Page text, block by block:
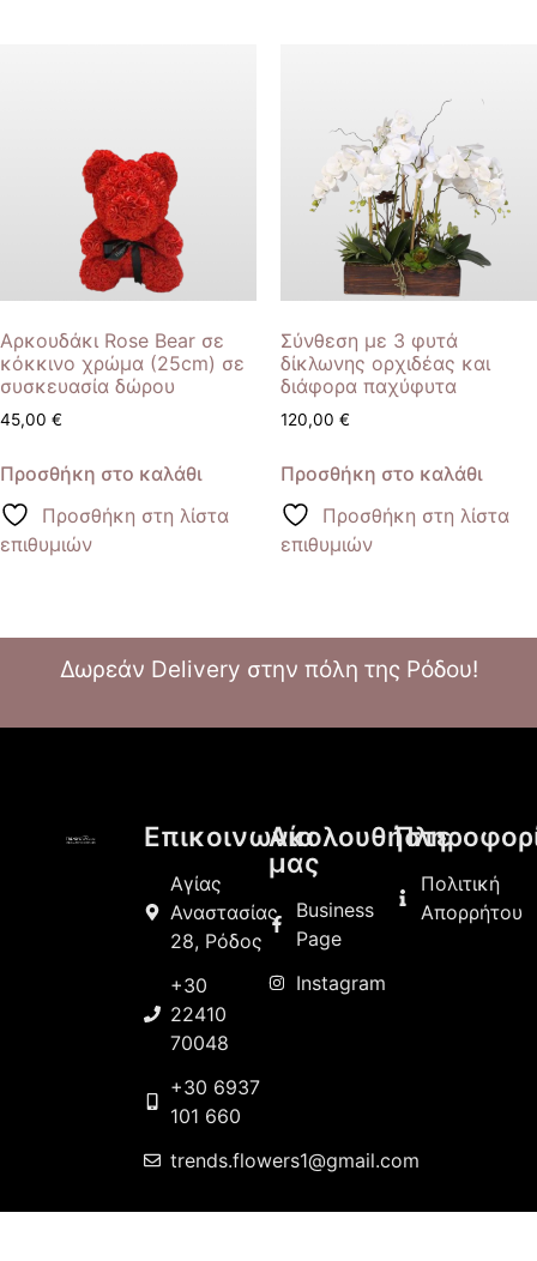
Αρκουδάκι Rose Bear σε
κόκκινο χρώμα (25cm) σε
συσκευασία δώρου
45,00 €
Προσθήκη στο καλάθι
Προσθήκη στη λίστα
επιθυμιών
Σύνθεση με 3 φυτά
δίκλωνης ορχιδέας και
διάφορα παχύφυτα
120,00 €
Προσθήκη στο καλάθι
Προσθήκη στη λίστα
επιθυμιών
Δωρεάν Delivery στην πόλη της Ρόδου!
Επικοινωνία
Αγίας
Αναστασίας
28, Ρόδος
+30
22410
70048
+30 6937
101 660
trends.flowers1@gmail.com
Ακολουθήστε
μας
Business
Page
Instagram
Πολιτική
Απορρήτου